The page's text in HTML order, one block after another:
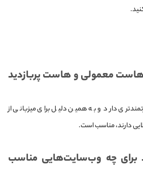
هاست معمولی و هاست پربازدید
دارد و به همین دلیل برای میزبانی از
دارند، مناسب است.
برای چه وب‌سایت‌هایی مناسب‌